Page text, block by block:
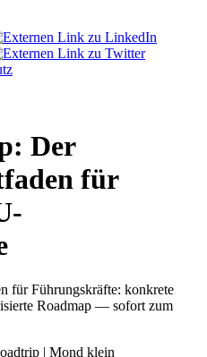
Der
für
für Führungskräfte: konkrete
Roadmap — sofort zum